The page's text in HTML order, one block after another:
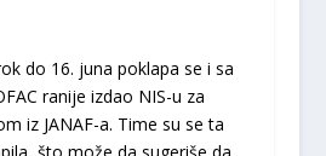
do 16. juna poklapa se i sa
ranije izdao NIS-u za
iz JANAF-a. Time su se ta